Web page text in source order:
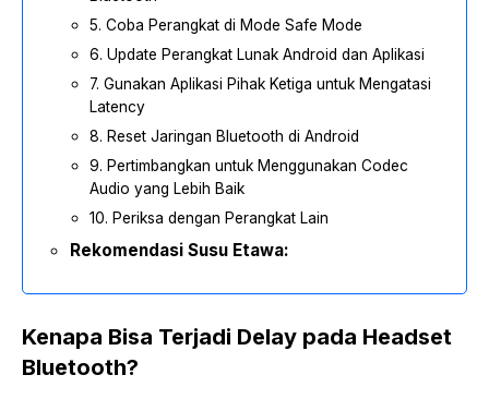
5. Coba Perangkat di Mode Safe Mode
6. Update Perangkat Lunak Android dan Aplikasi
7. Gunakan Aplikasi Pihak Ketiga untuk Mengatasi
Latency
8. Reset Jaringan Bluetooth di Android
9. Pertimbangkan untuk Menggunakan Codec
Audio yang Lebih Baik
10. Periksa dengan Perangkat Lain
Rekomendasi Susu Etawa:
Kenapa Bisa Terjadi Delay pada Headset
Bluetooth?